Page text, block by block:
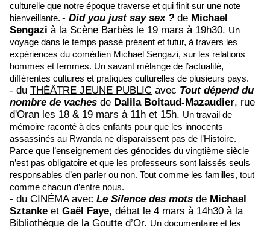
culturelle que notre époque traverse et qui finit sur une note
bienveillante. - Did you just say sex ? de Michael
Sengazi à la Scène Barbès le 19 mars à 19h30. Un
voyage dans le temps passé présent et futur, à travers les
expériences du comédien Michael Sengazi, sur les relations
hommes et femmes. Un savant mélange de l’actualité,
différentes cultures et pratiques culturelles de plusieurs pays.
- du THÉÂTRE JEUNE PUBLIC avec Tout dépend du
nombre de vaches de Dalila Boitaud-Mazaudier, rue
d'Oran les 18 & 19 mars à 11h et 15h. Un travail de
mémoire raconté à des enfants pour que les innocents
assassinés au Rwanda ne disparaissent pas de l’Histoire.
Parce que l’enseignement des génocides du vingtième siècle
n’est pas obligatoire et que les professeurs sont laissés seuls
responsables d’en parler ou non. Tout comme les familles, tout
comme chacun d’entre nous.
- du CINÉMAavec Le Silence des mots de Michael
Sztanke et Gaël Faye, débat le 4 mars à 14h30 à la
Bibliothèque de la Goutte d’Or. Un documentaire et les